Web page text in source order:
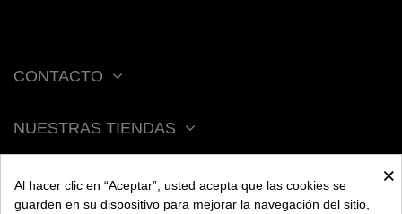
CONTACTO
NUESTRAS TIENDAS
ACERCA DE BENGALA ×
Al hacer clic en “Aceptar”, usted acepta que las cookies se
guarden en su dispositivo para mejorar la navegación del sitio,